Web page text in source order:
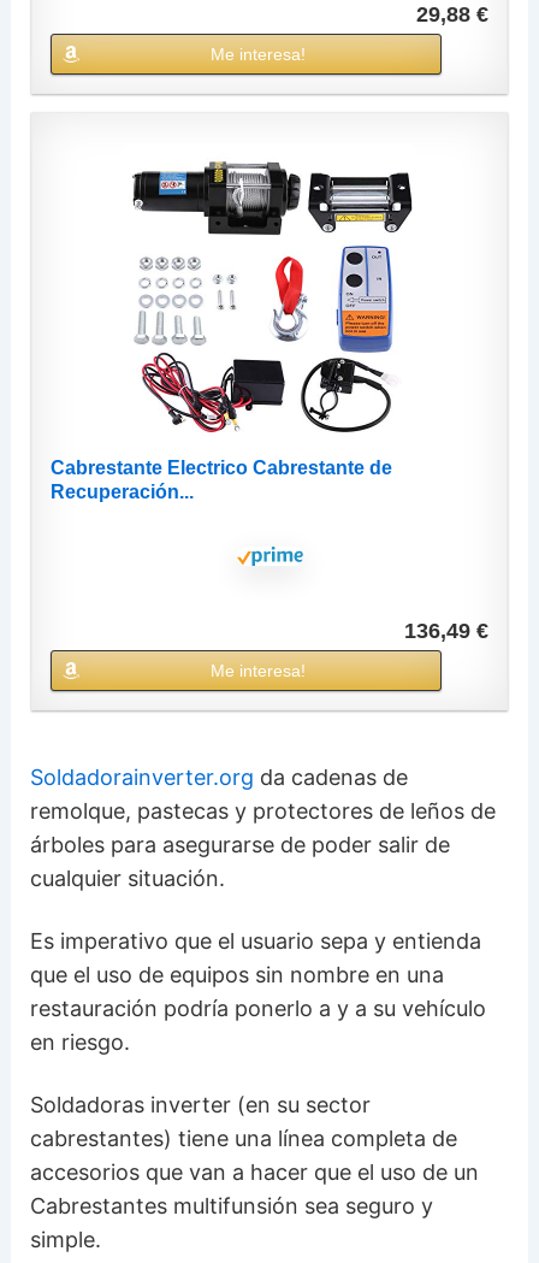
29,88 €
Me interesa!
Cabrestante Electrico Cabrestante de
Recuperación...
136,49 €
Me interesa!
Soldadorainverter.org da cadenas de
remolque, pastecas y protectores de leños de
árboles para asegurarse de poder salir de
cualquier situación.
Es imperativo que el usuario sepa y entienda
que el uso de equipos sin nombre en una
restauración podría ponerlo a y a su vehículo
en riesgo.
Soldadoras inverter (en su sector
cabrestantes) tiene una línea completa de
accesorios que van a hacer que el uso de un
Cabrestantes multifunsión sea seguro y
simple.